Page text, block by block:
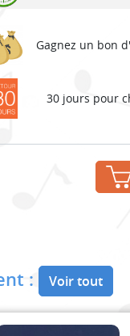
Gagnez un bon
30 jours pour
: Voir tout